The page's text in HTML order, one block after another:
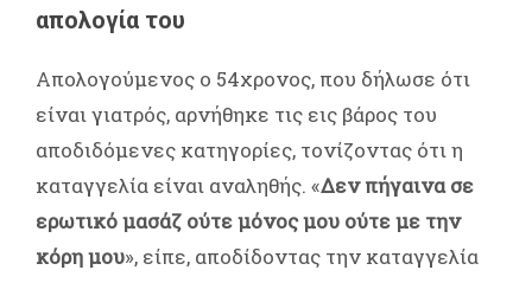
απολογία του
Απολογούμενος ο 54χρονος, που δήλωσε ότι
είναι γιατρός, αρνήθηκε τις εις βάρος του
αποδιδόμενες κατηγορίες, τονίζοντας ότι η
καταγγελία είναι αναληθής. «Δεν πήγαινα σε
ερωτικό μασάζ ούτε μόνος μου ούτε με την
κόρη μου», είπε, αποδίδοντας την καταγγελία